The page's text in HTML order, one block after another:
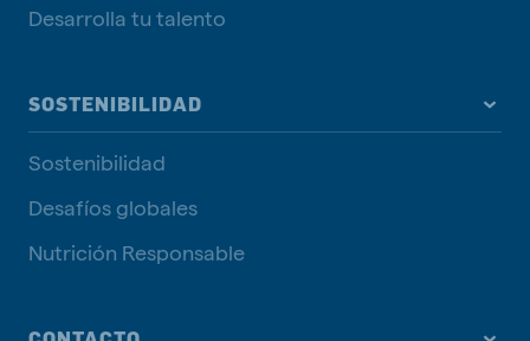
Desarrolla tu talento
SOSTENIBILIDAD
Sostenibilidad
Desafíos globales
Nutrición Responsable